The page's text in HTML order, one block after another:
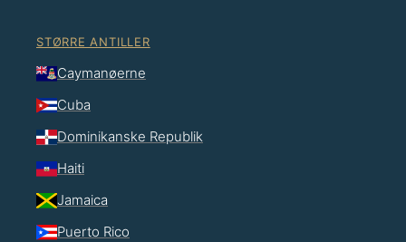
STØRRE ANTILLER
Caymanøerne
Cuba
Dominikanske Republik
Haiti
Jamaica
Puerto Rico